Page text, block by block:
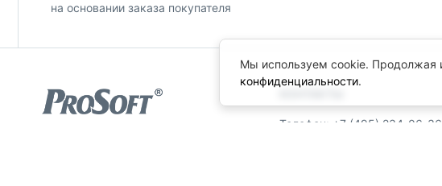
на основании заказа покупателя
Телефон: +7 (495) 234-06-36
Мы используем cookie. Продолжая
конфиденциальности.